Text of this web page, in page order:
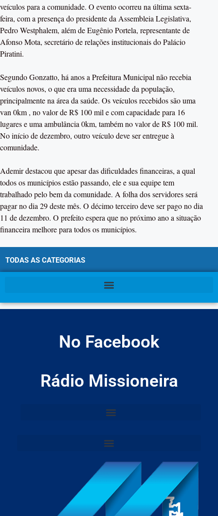
veículos para a comunidade. O evento ocorreu na última sexta-
feira, com a presença do presidente da Assembleia Legislativa,
Pedro Westphalem, além de Eugênio Portela, representante de
Afonso Mota, secretário de relações institucionais do Palácio
Piratini.
Segundo Gonzatto, há anos a Prefeitura Municipal não recebia
veículos novos, o que era uma necessidade da população,
principalmente na área da saúde. Os veículos recebidos são uma
van 0km , no valor de R$ 100 mil e com capacidade para 16
lugares e uma ambulância 0km, também no valor de R$ 100 mil.
No início de dezembro, outro veículo deve ser entregue à
comunidade.
Ademir destacou que apesar das dificuldades financeiras, a qual
todos os municípios estão passando, ele e sua equipe tem
trabalhado pelo bem da comunidade. A folha dos servidores será
pagar no dia 29 deste mês. O décimo terceiro deve ser pago no dia
11 de dezembro. O prefeito espera que no próximo ano a situação
financeira melhore para todos os municípios.
TODAS AS CATEGORIAS
No Facebook
Rádio Missioneira